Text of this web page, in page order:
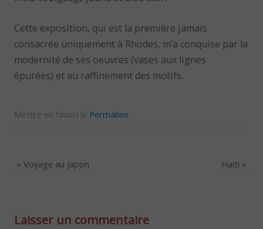
Cette exposition, qui est la première jamais
consacrée uniquement à Rhodes, m’a conquise par la
modernité de ses oeuvres (vases aux lignes
épurées) et au raffinement des motifs.
Mettre en favori le Permalien.
« Voyage au Japon Haïti »
Laisser un commentaire